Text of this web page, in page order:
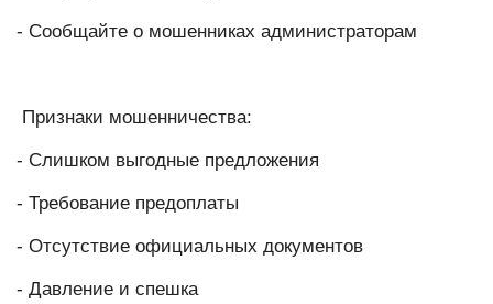
- Сообщайте о мошенниках администраторам
Признаки мошенничества:
- Слишком выгодные предложения
- Требование предоплаты
- Отсутствие официальных документов
- Давление и спешка